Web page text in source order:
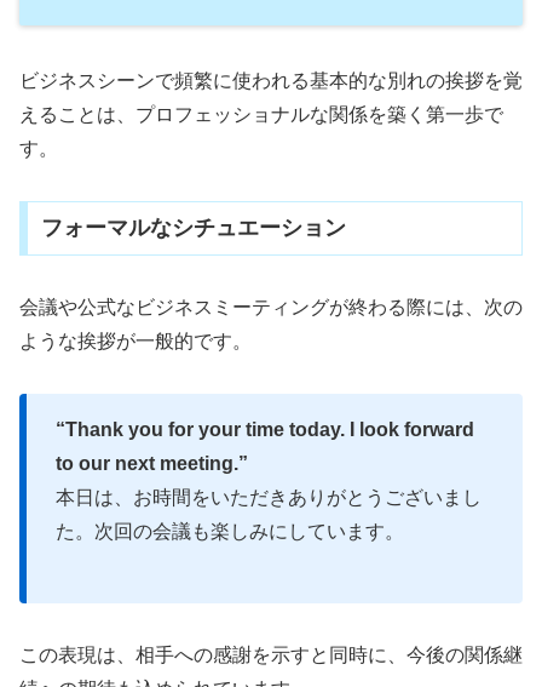
ビジネスシーンで頻繁に使われる基本的な別れの挨拶を覚
えることは、プロフェッショナルな関係を築く第一歩で
す。
フォーマルなシチュエーション
会議や公式なビジネスミーティングが終わる際には、次の
ような挨拶が一般的です。
“Thank you for your time today. I look forward
to our next meeting.”
本日は、お時間をいただきありがとうございまし
た。次回の会議も楽しみにしています。
この表現は、相手への感謝を示すと同時に、今後の関係継